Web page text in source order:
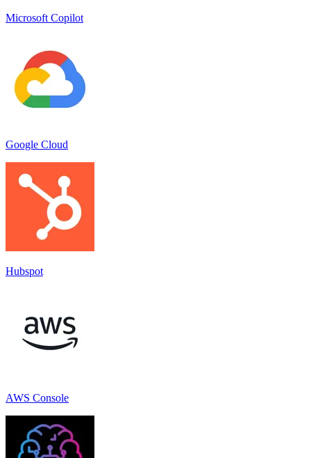
Microsoft Copilot
Google Cloud
Hubspot
AWS Console